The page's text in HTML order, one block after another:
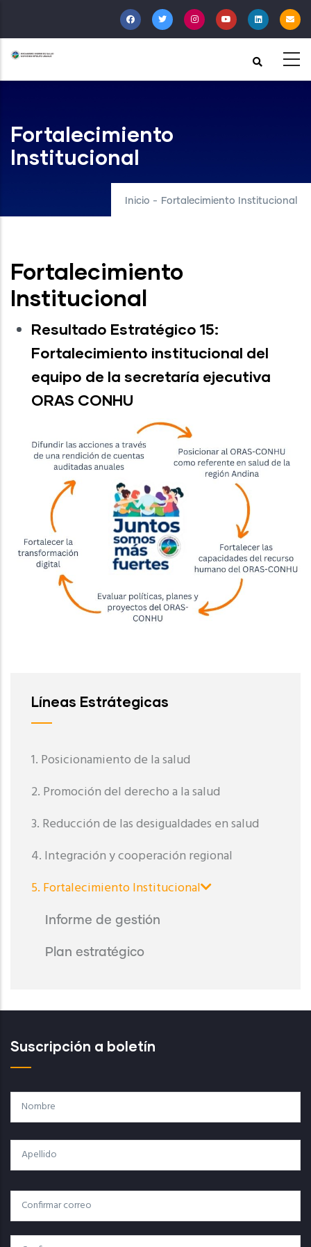
al
contenido
principal
Fortalecimiento
Institucional
Inicio - Fortalecimiento Institucional
Fortalecimiento
Institucional
Resultado Estratégico 15:
Fortalecimiento institucional del
equipo de la secretaría ejecutiva
ORAS CONHU
Líneas Estrátegicas
1. Posicionamiento de la salud
2. Promoción del derecho a la salud
3. Reducción de las desigualdades en salud
4. Integración y cooperación regional
5. Fortalecimiento Institucional
Informe de gestión
Plan estratégico
Suscripción a boletín
Nombre
Apellido
Correo
Electrónico
Correo Electrónico